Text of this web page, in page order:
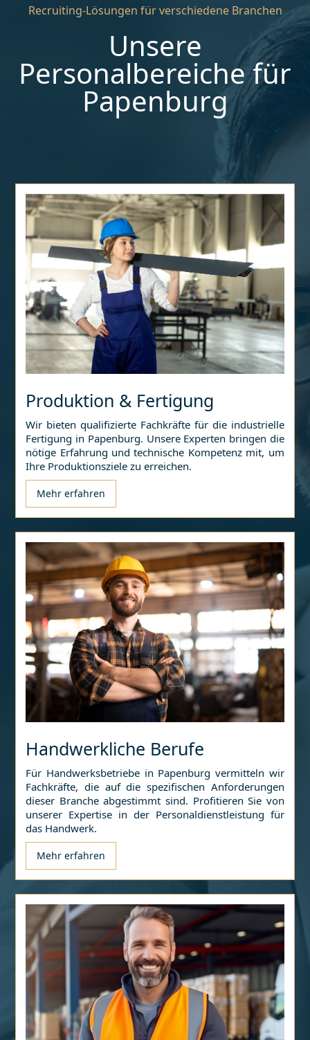
Recruiting-Lösungen für verschiedene Branchen
Unsere
Personalbereiche für
Papenburg
Produktion & Fertigung
Wir bieten qualifizierte Fachkräfte für die industrielle
Fertigung in Papenburg. Unsere Experten bringen die
nötige Erfahrung und technische Kompetenz mit, um
Ihre Produktionsziele zu erreichen.
Mehr erfahren
Handwerkliche Berufe
Für Handwerksbetriebe in Papenburg vermitteln wir
Fachkräfte, die auf die spezifischen Anforderungen
dieser Branche abgestimmt sind. Profitieren Sie von
unserer Expertise in der Personaldienstleistung für
das Handwerk.
Mehr erfahren